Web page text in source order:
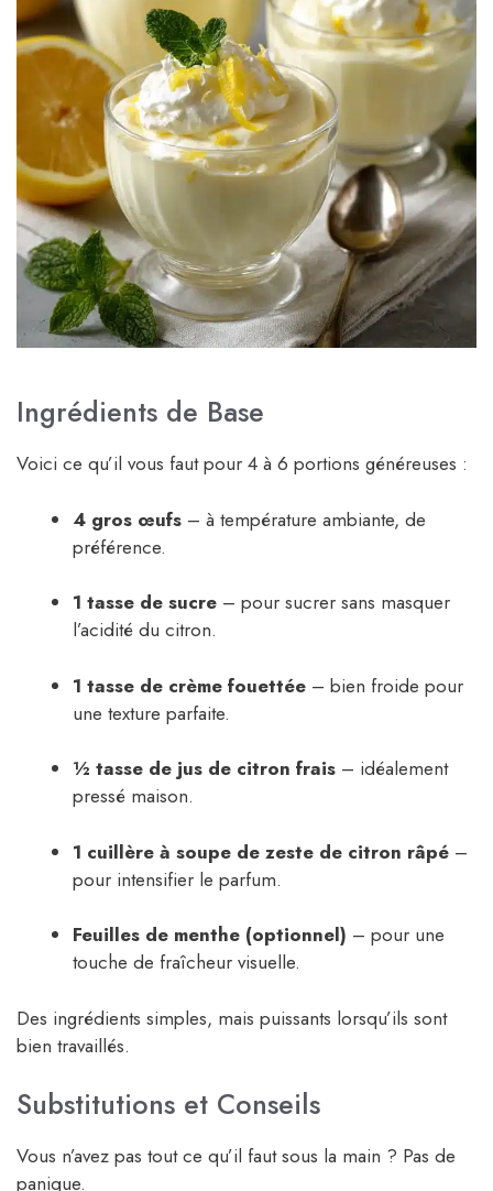
Ingrédients de Base
Voici ce qu’il vous faut pour 4 à 6 portions généreuses :
4 gros œufs – à température ambiante, de
préférence.
1 tasse de sucre – pour sucrer sans masquer
l’acidité du citron.
1 tasse de crème fouettée – bien froide pour
une texture parfaite.
½ tasse de jus de citron frais – idéalement
pressé maison.
1 cuillère à soupe de zeste de citron râpé –
pour intensifier le parfum.
Feuilles de menthe (optionnel) – pour une
touche de fraîcheur visuelle.
Des ingrédients simples, mais puissants lorsqu’ils sont
bien travaillés.
Substitutions et Conseils
Vous n’avez pas tout ce qu’il faut sous la main ? Pas de
panique.